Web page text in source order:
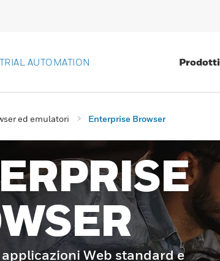
AUTOMATION Prodotti
ed emulatori Enterprise Browser
Web standard e